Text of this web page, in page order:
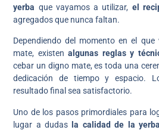
yerba que vayamos a utilizar, el
agregados que nunca faltan.
Dependiendo del momento en el
mate, existenalgunas reglas y
cebar un digno mate, es toda una
dedicación de tiempo y espacio.
resultado final sea satisfactorio.
Uno de los pasos primordiales para
lugar a dudasla calidad de la yerba